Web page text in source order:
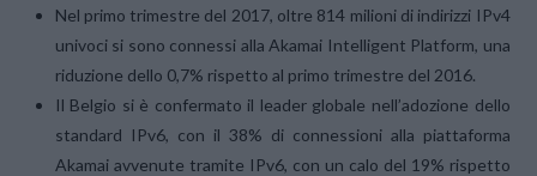
Nel primo trimestre del 2017, oltre 814 milioni di indirizzi IPv4
univoci si sono connessi alla Akamai Intelligent Platform, una
riduzione dello 0,7% rispetto al primo trimestre del 2016.
Il Belgio si è confermato il leader globale nell’adozione dello
standard IPv6, con il 38% di connessioni alla piattaforma
Akamai avvenute tramite IPv6, con un calo del 19% rispetto